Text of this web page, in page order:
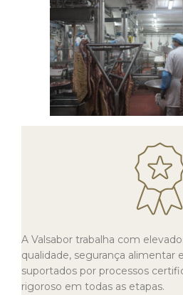
A Valsabor trabalha com
qualidade, segurança alimentar
suportados por processos
rigoroso em todas as etapas.